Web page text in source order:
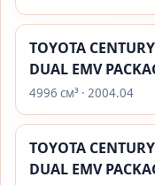
TOYOTA
DUAL EMV
4996 см³ · 2004.04
TOYOTA
DUAL EMV